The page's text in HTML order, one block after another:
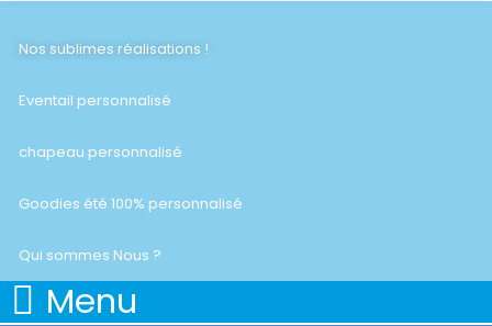
Nos sublimes réalisations !
Eventail personnalisé
chapeau personnalisé
Goodies été 100% personnalisé
Qui sommes Nous ?
Menu